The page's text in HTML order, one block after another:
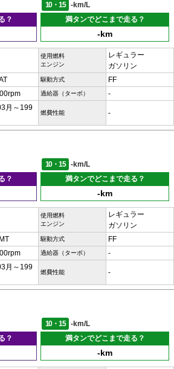
10・15
-km/L
？
満タンでどこまで走る？
-km
使用燃料
エンジン
レギュラー
ガソリン
駆動方式 FF
過給器（ターボ） -
月～199
燃費性能 -
10・15
-km/L
？
満タンでどこまで走る？
-km
使用燃料
エンジン
レギュラー
ガソリン
駆動方式 FF
過給器（ターボ） -
月～199
燃費性能 -
10・15
-km/L
？
満タンでどこまで走る？
-km